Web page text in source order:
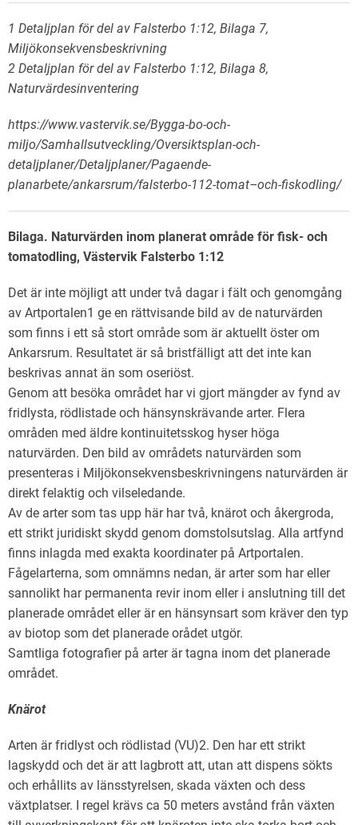
1 Detaljplan för del av Falsterbo 1:12, Bilaga 7,
Miljökonsekvensbeskrivning
2 Detaljplan för del av Falsterbo 1:12, Bilaga 8,
Naturvärdesinventering
https://www.vastervik.se/Bygga-bo-och-
miljo/Samhallsutveckling/Oversiktsplan-och-
detaljplaner/Detaljplaner/Pagaende-
planarbete/ankarsrum/falsterbo-112-tomat–och-fiskodling/
Bilaga. Naturvärden inom planerat område för fisk- och
tomatodling, Västervik Falsterbo 1:12
Det är inte möjligt att under två dagar i fält och genomgång
av Artportalen1 ge en rättvisande bild av de naturvärden
som finns i ett så stort område som är aktuellt öster om
Ankarsrum. Resultatet är så bristfälligt att det inte kan
beskrivas annat än som oseriöst.
Genom att besöka området har vi gjort mängder av fynd av
fridlysta, rödlistade och hänsynskrävande arter. Flera
områden med äldre kontinuitetsskog hyser höga
naturvärden. Den bild av områdets naturvärden som
presenteras i Miljökonsekvensbeskrivningens naturvärden är
direkt felaktig och vilseledande.
Av de arter som tas upp här har två, knärot och åkergroda,
ett strikt juridiskt skydd genom domstolsutslag. Alla artfynd
finns inlagda med exakta koordinater på Artportalen.
Fågelarterna, som omnämns nedan, är arter som har eller
sannolikt har permanenta revir inom eller i anslutning till det
planerade området eller är en hänsynsart som kräver den typ
av biotop som det planerade orådet utgör.
Samtliga fotografier på arter är tagna inom det planerade
området.
Knärot
Arten är fridlyst och rödlistad (VU)2. Den har ett strikt
lagskydd och det är att lagbrott att, utan att dispens sökts
och erhållits av länsstyrelsen, skada växten och dess
växtplatser. I regel krävs ca 50 meters avstånd från växten